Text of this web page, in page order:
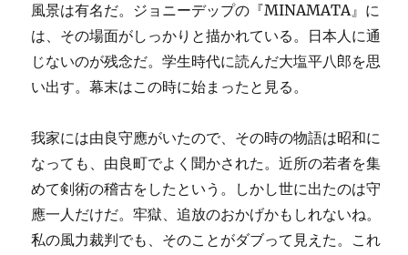
風景は有名だ。ジョニーデップの『MINAMATA』に
は、その場面がしっかりと描かれている。日本人に通
じないのが残念だ。学生時代に読んだ大塩平八郎を思
い出す。幕末はこの時に始まったと見る。
我家には由良守應がいたので、その時の物語は昭和に
なっても、由良町でよく聞かされた。近所の若者を集
めて剣術の稽古をしたという。しかし世に出たのは守
應一人だけだ。牢獄、追放のおかげかもしれないね。
私の風力裁判でも、そのことがダブって見えた。これ